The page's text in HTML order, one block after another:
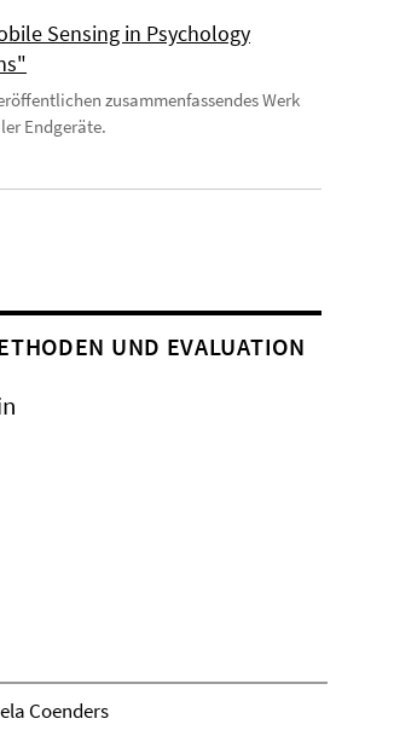
Sensing in Psychology
zusammenfassendes Werk
Endgeräte.
UND EVALUATION
Coenders